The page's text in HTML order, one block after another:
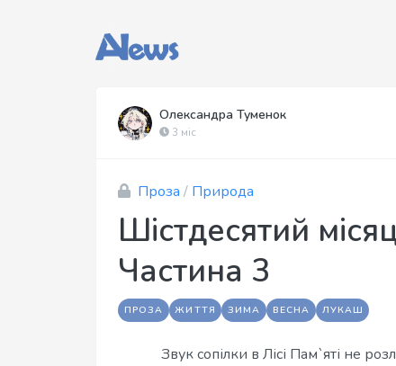
Олександра Туменок
3 міс
Проза / Природа
Шістдесятий
Частина 3
ПРОЗА ЖИТТЯ ЗИМА ВЕСНА ЛУКАШ
Звук сопілки в Лісі Пам`яті не